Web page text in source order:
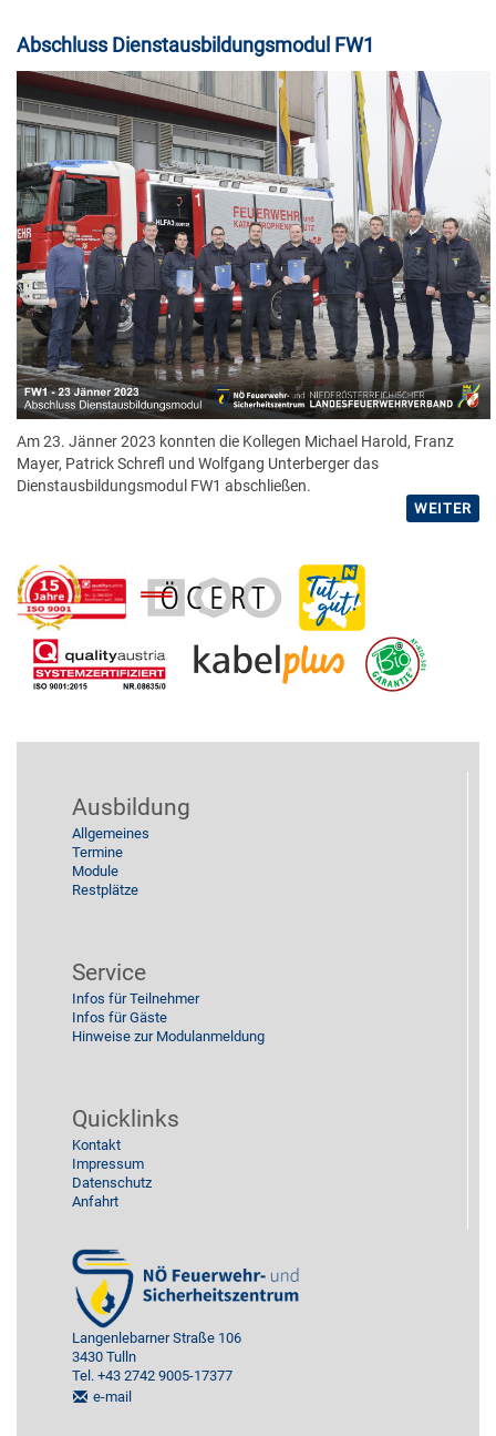
Abschluss Dienstausbildungsmodul FW1
Am 23. Jänner 2023 konnten die Kollegen Michael Harold, Franz
Mayer, Patrick Schrefl und Wolfgang Unterberger das
Dienstausbildungsmodul FW1 abschließen.
WEITER
Ausbildung
Allgemeines
Termine
Module
Restplätze
Service
Infos für Teilnehmer
Infos für Gäste
Hinweise zur Modulanmeldung
Quicklinks
Kontakt
Impressum
Datenschutz
Anfahrt
Langenlebarner Straße 106
3430 Tulln
Tel. +43 2742 9005-17377
e-mail